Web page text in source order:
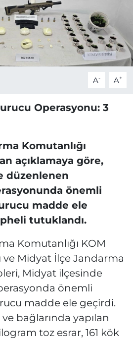
A- A+
Operasyonu: 3
Komutanlığı
açıklamaya göre,
düzenlenen
önemli
madde ele
tutuklandı.
Komutanlığı KOM
Midyat İlçe Jandarma
Midyat ilçesinde
önemli
madde ele geçirdi.
bağlarında yapılan
toz esrar, 161 kök